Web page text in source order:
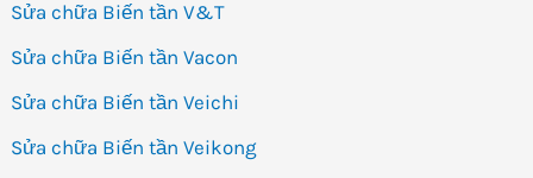
Sửa chữa Biến tần V&T
Sửa chữa Biến tần Vacon
Sửa chữa Biến tần Veichi
Sửa chữa Biến tần Veikong